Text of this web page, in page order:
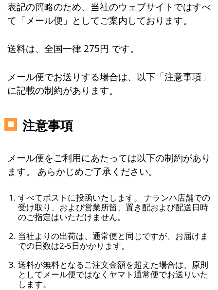
表記の簡略のため、当社のウェブサイトではすべ
て「メール便」としてご案内しております。
送料は、全国一律 275円 です。
メール便でお送りする場合は、以下「注意事項」
に記載の制約があります。
注意事項
メール便をご利用にあたっては以下の制約があり
ます。 あらかじめご了承ください。
すべてポストに投函いたします。 ナランハ店舗での
受け取り、および営業所留、置き配および配送日時
のご指定はいただけません。
当社よりの出荷は、通常便と同じですが、お届けま
での日数は2-5日かかります。
送料が無料となるご注文金額を超えた場合は、原則
としてメール便ではなくヤマト通常便でお送りいた
します。